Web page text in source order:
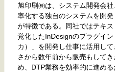
旭印刷㈱は、システム開発会
率化する独自のシステムを開
が特徴である。同社ではテキ
覚化したInDesignのプラグイ
カ）」を開発し仕事に活用し
さから数年前から販売もして
め、DTP業務を効率的に進め